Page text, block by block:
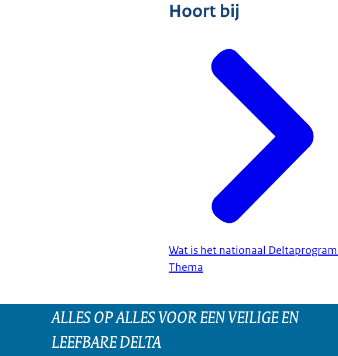
Hoort bij
Wat is het nationaal
Thema
ALLES OP ALLES VOOR EEN VEILIGE EN
LEEFBARE DELTA